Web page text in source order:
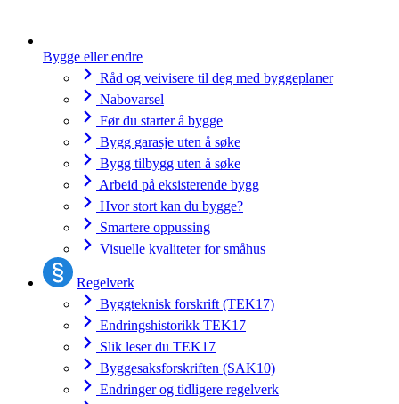
Bygge eller endre
Råd og veivisere til deg med byggeplaner
Nabovarsel
Før du starter å bygge
Bygg garasje uten å søke
Bygg tilbygg uten å søke
Arbeid på eksisterende bygg
Hvor stort kan du bygge?
Smartere oppussing
Visuelle kvaliteter for småhus
Regelverk
Byggteknisk forskrift (TEK17)
Endringshistorikk TEK17
Slik leser du TEK17
Byggesaksforskriften (SAK10)
Endringer og tidligere regelverk